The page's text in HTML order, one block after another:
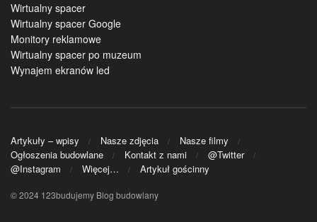
Wirtualny spacer
Wirtualny spacer Google
Monitory reklamowe
Wirtualny spacer po muzeum
Wynajem ekranów led
Artykuły – wpisy Nasze zdjęcia
Nasze filmy
Ogłoszenia budowlane
Kontakt z nami
@Twitter
@Instagram
Więcej… Artykuł gościnny
© 2024 123budujemy Blog budowlany